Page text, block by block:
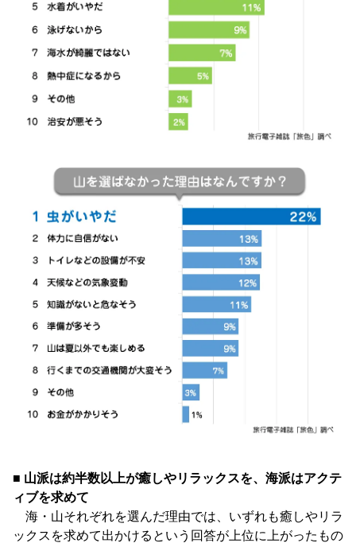
■ 山派は約半数以上が癒しやリラックスを、海派はアクテ
ィブを求めて
海・山それぞれを選んだ理由では、いずれも癒しやリラ
ックスを求めて出かけるという回答が上位に上がったもの